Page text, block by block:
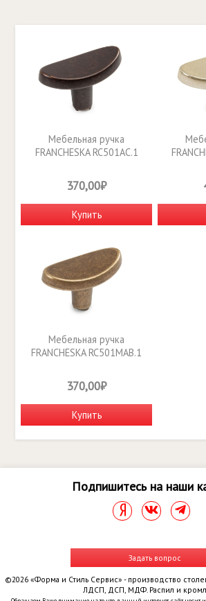
Мебельная ручка
FRANCHESKA RC501AC.1
370,00₽
Купить
Мебельная ручка
FRANCHESKA RC501MAB.1
370,00₽
Купить
Подпишитесь на наши
Задать вопрос
©2026 «Форма и Стиль Сервис» - производство
ЛДСП, ДСП, МДФ. Распил и